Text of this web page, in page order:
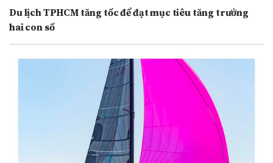
Du lịch TPHCM tăng tốc để đạt mục tiêu tăng trưởng
hai con số